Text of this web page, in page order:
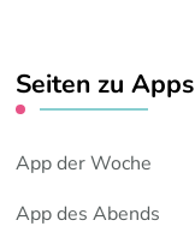
Seiten zu Apps
App der Woche
App des Abends